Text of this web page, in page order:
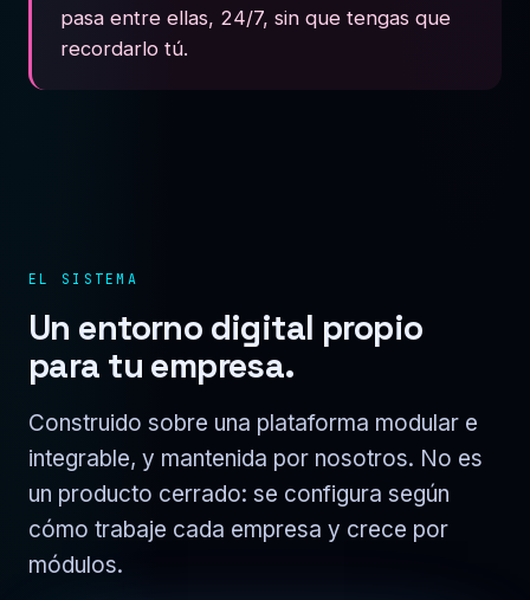
pasa entre ellas, 24/7, sin que tengas que
recordarlo tú.
EL SISTEMA
Un entorno digital propio
para tu empresa.
Construido sobre una plataforma modular e
integrable, y mantenida por nosotros. No es
un producto cerrado: se configura según
cómo trabaje cada empresa y crece por
módulos.